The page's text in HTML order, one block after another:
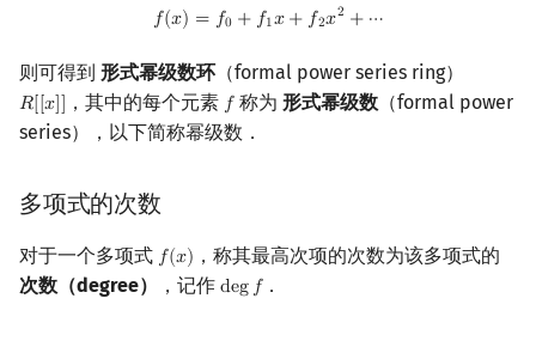
Main–Lorentz 算法
狄利克雷卷积
杜教筛
Powerful Number 筛
PQ 树
霍夫曼树
图的着色
图的匹配
Prüfer 序列
𝑓(𝑥) = 𝑓0 + 𝑓1𝑥+ 𝑓2𝑥2 + ⋯
(x =f 0+ 1x +f2x 2+⋯
则可得到 形式幂级数环（formal power series ring）
𝑅[[𝑥]]
R[ x] ，其中的每个元素 𝑓
f 称为 形式幂级数（formal power
series），以下简称幂级数．
多项式的次数
对于一个多项式 𝑓(𝑥)
f(x)
，称其最高次项的次数为该多项式的
次数（degree）
，记作 deg𝑓
deg f．